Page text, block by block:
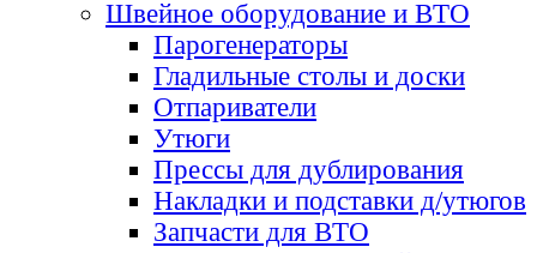
Швейное оборудование и ВТО
Парогенераторы
Гладильные столы и доски
Отпариватели
Утюги
Прессы для дублирования
Накладки и подставки д/утюгов
Запчасти для ВТО